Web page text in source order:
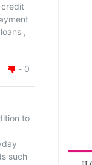
credit
,
- 0
to
such